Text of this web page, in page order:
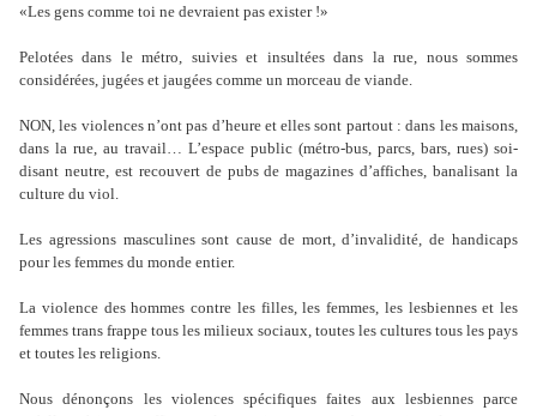
«Les gens comme toi ne devraient pas exister !»
Pelotées dans le métro, suivies et insultées dans la rue, nous sommes
considérées, jugées et jaugées comme un morceau de viande.
NON, les violences n’ont pas d’heure et elles sont partout : dans les maisons,
dans la rue, au travail… L’espace public (métro-bus, parcs, bars, rues) soi-
disant neutre, est recouvert de pubs de magazines d’affiches, banalisant la
culture du viol.
Les agressions masculines sont cause de mort, d’invalidité, de handicaps
pour les femmes du monde entier.
La violence des hommes contre les filles, les femmes, les lesbiennes et les
femmes trans frappe tous les milieux sociaux, toutes les cultures tous les pays
et toutes les religions.
Nous dénonçons les violences spécifiques faites aux lesbiennes parce